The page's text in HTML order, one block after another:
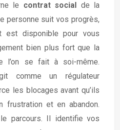
le contrat social de la
personne suit vos progrès,
est disponible pour vous
bien plus fort que la
l’on se fait à soi-même.
comme un régulateur
les blocages avant qu’ils
frustration et en abandon.
parcours. Il identifie vos